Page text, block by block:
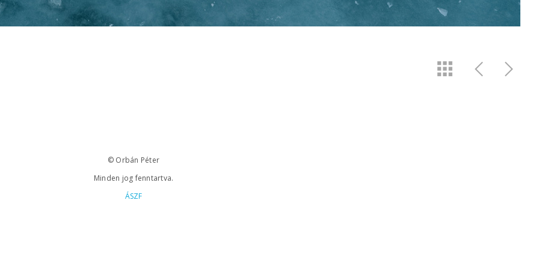
© Orbán Péter
Minden jog fenntartva.
ÁSZF